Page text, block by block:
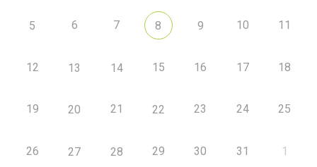
5 6 7 8 9 10 11
12 13 14 15 16 17 18
19 20 21 22 23 24 25
26 27 28 29 30 31 1